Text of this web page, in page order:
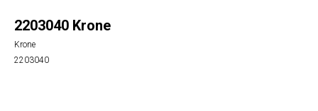
2203040 Krone
Krone
2203040